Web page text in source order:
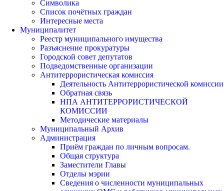
Символика
Список почётных граждан
Интересные места
Муниципалитет
Реестр муниципального имущества
Разъяснение прокуратуры
Городской совет депутатов
Подведомственные организации
Антитеррористическая комиссия
Деятельность Антитеррористической комиссии
Обратная связь
НПА АНТИТЕРРОРИСТИЧЕСКОЙ
КОМИССИИ
Методические материалы
Муниципальный Архив
Администрация
Приём граждан по личным вопросам.
Общая структура
Заместители Главы
Отделы мэрии
Сведения о численности муниципальных